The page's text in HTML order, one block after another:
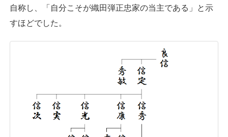
自称し、「自分こそが織田弾正忠家の当主である」と示
すほどでした。